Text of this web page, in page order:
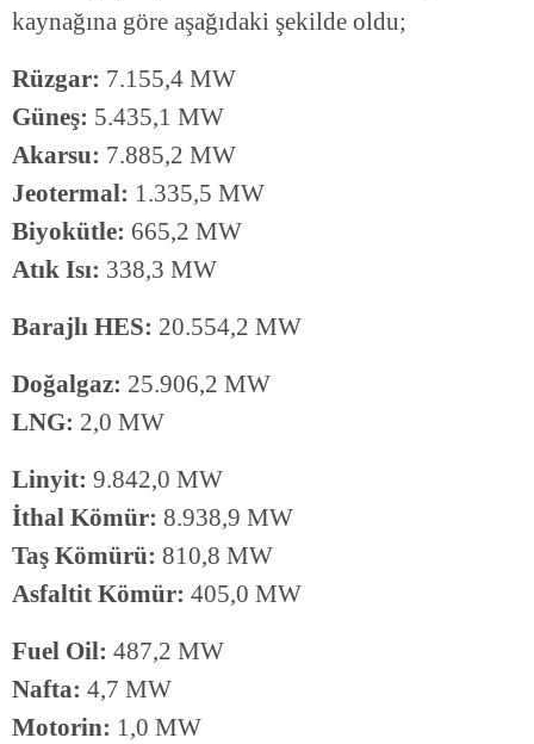
kaynağına göre aşağıdaki şekilde oldu;
Rüzgar: 7.155,4 MW
Güneş: 5.435,1 MW
Akarsu: 7.885,2 MW
Jeotermal: 1.335,5 MW
Biyokütle: 665,2 MW
Atık Isı: 338,3 MW
Barajlı HES: 20.554,2 MW
Doğalgaz: 25.906,2 MW
LNG: 2,0 MW
Linyit: 9.842,0 MW
İthal Kömür: 8.938,9 MW
Taş Kömürü: 810,8 MW
Asfaltit Kömür: 405,0 MW
Fuel Oil: 487,2 MW
Nafta: 4,7 MW
Motorin: 1,0 MW